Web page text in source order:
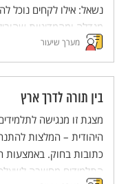
נשאל: אילו לקחים נוכל
מַנְדֶלָה ומהמדיניות
מערך שיעור
בין תורה לדרך ארץ
מצגת זו מנגישה
היהודית – המלצות
כתובות בחוק. באמצעות
התלמידים מחשבה